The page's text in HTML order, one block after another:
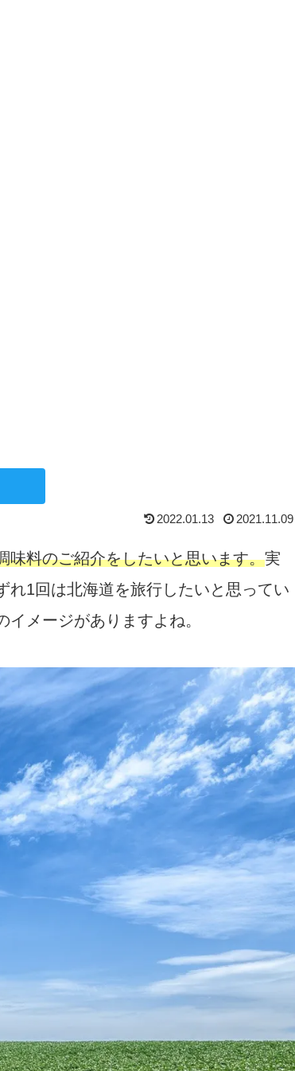
2022.01.13 2021.11.09
味料のご紹介をしたいと思います。実
れ1回は北海道を旅行したいと思ってい
メージがありますよね。